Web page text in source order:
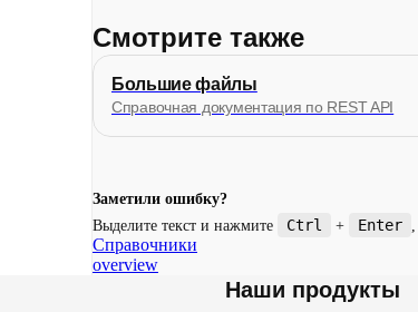
Смотрите также
Большие файлы
Справочная документация по REST API
Заметили ошибку?
Выделите текст и нажмите
Ctrl + Enter
Справочники
overview
Наши продукты